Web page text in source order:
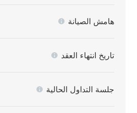
هامش الصيانة
تاريخ انتهاء العقد
جلسة التداول الحالية